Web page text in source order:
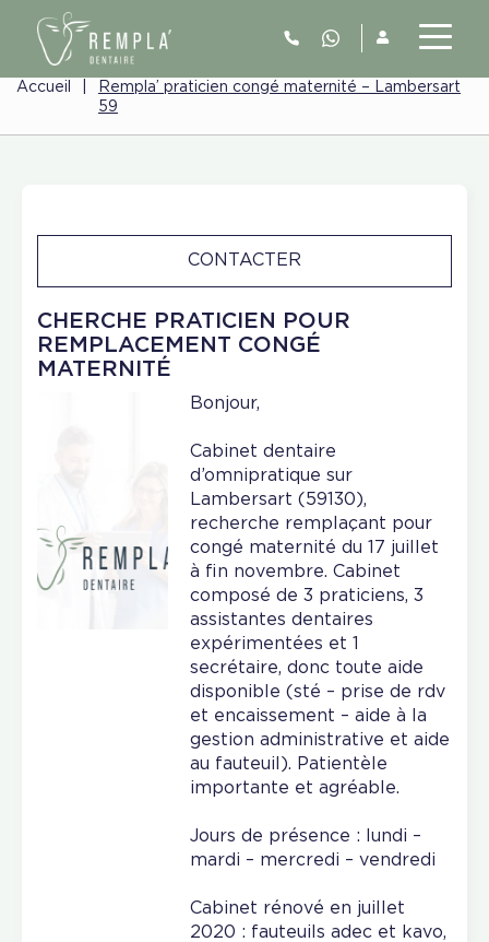
Accueil
Rempla’ praticien congé maternité – Lambersart
59
CHERCHE PRATICIEN POUR
REMPLACEMENT CONGÉ
MATERNITÉ
CONTACTER
Bonjour,
Cabinet dentaire
d’omnipratique sur
Lambersart (59130),
recherche remplaçant pour
congé maternité du 17 juillet
à fin novembre. Cabinet
composé de 3 praticiens, 3
assistantes dentaires
expérimentées et 1
secrétaire, donc toute aide
disponible (sté – prise de rdv
et encaissement – aide à la
gestion administrative et aide
au fauteuil). Patientèle
importante et agréable.
Jours de présence : lundi –
mardi – mercredi – vendredi
Cabinet rénové en juillet
2020 : fauteuils adec et kavo,